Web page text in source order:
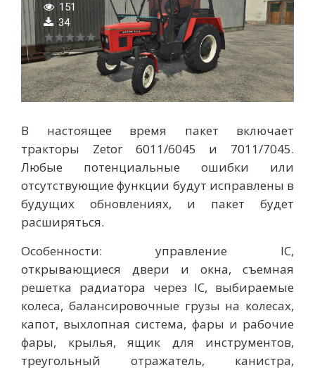
151
34
В настоящее время пакет включает
тракторы Zetor 6011/6045 и 7011/7045.
Любые потенциальные ошибки или
отсутствующие функции будут исправлены в
будущих обновлениях, и пакет будет
расширяться.
Особенности: управление IC,
открывающиеся двери и окна, съемная
решетка радиатора через IC, выбираемые
колеса, балансировочные грузы на колесах,
капот, выхлопная система, фары и рабочие
фары, крылья, ящик для инструментов,
треугольный отражатель, канистра,